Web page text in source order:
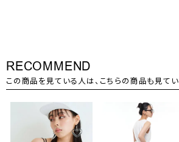
RECOMMEND
この商品を見ている人は、こちらの商品も見て